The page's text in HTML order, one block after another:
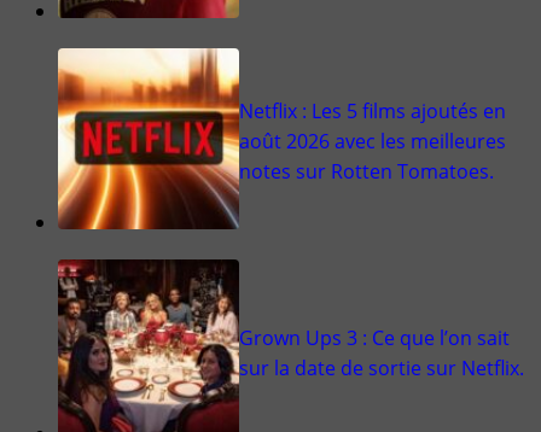
Netflix : Les 5 films ajoutés en
août 2026 avec les meilleures
notes sur Rotten Tomatoes.
Grown Ups 3 : Ce que l’on sait
sur la date de sortie sur Netflix.